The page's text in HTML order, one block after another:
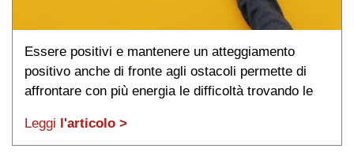
Essere positivi e mantenere un atteggiamento
positivo anche di fronte agli ostacoli permette di
affrontare con più energia le difficoltà trovando le
Leggi l'articolo >